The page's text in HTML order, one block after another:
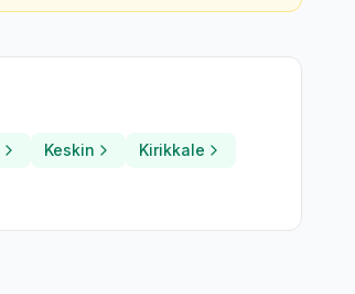
Keskin
Kirikkale